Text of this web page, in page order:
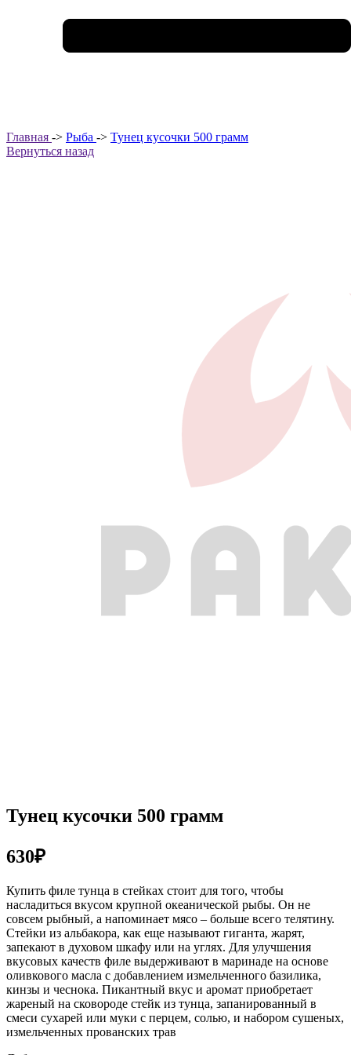
Главная -> Рыба -> Тунец кусочки 500 грамм
Вернуться назад
Тунец кусочки 500 грамм
630₽
Купить филе тунца в стейках стоит для того, чтобы
насладиться вкусом крупной океанической рыбы. Он не
совсем рыбный, а напоминает мясо – больше всего телятину.
Стейки из альбакора, как еще называют гиганта, жарят,
запекают в духовом шкафу или на углях. Для улучшения
вкусовых качеств филе выдерживают в маринаде на основе
оливкового масла с добавлением измельченного базилика,
кинзы и чеснока. Пикантный вкус и аромат приобретает
жареный на сковороде стейк из тунца, запанированный в
смеси сухарей или муки с перцем, солью, и набором сушеных,
измельченных прованских трав